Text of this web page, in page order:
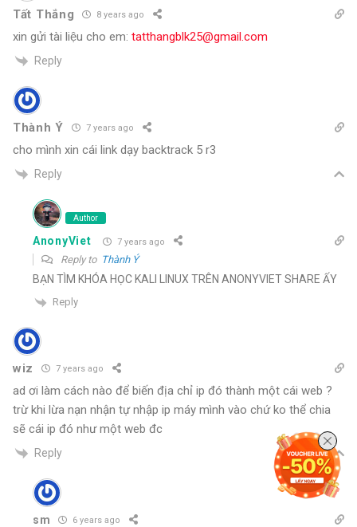
Tất Thắng 8 years ago
xin gửi tài liệu cho em: tatthangblk25@gmail.com
Reply
Thành Ý 7 years ago
cho mình xin cái link dạy backtrack 5 r3
Reply
Author
AnonyViet 7 years ago
Reply to Thành Ý
BẠN TÌM KHÓA HỌC KALI LINUX TRÊN ANONYVIET SHARE ẤY
Reply
wiz 7 years ago
ad ơi làm cách nào để biến địa chỉ ip đó thành một cái web ?
trừ khi lừa nạn nhận tự nhập ip máy mình vào chứ ko thể chia
sẽ cái ip đó như một web đc
Reply
sm 6 years ago